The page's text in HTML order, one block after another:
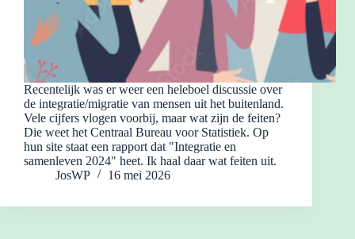
Recentelijk was er weer een heleboel discussie over
de integratie/migratie van mensen uit het buitenland.
Vele cijfers vlogen voorbij, maar wat zijn de feiten?
Die weet het Centraal Bureau voor Statistiek. Op
hun site staat een rapport dat "Integratie en
samenleven 2024" heet. Ik haal daar wat feiten uit.
JosWP
16 mei 2026